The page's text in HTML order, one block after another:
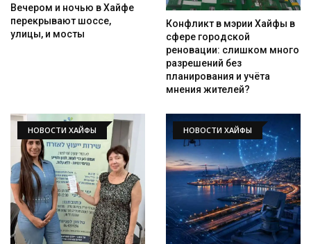
Искать
Вечером и ночью в Хайфе
перекрывают шоссе,
улицы, и мосты
Конфликт в мэрии Хайфы в
сфере городской
реновации: слишком много
разрешений без
планирования и учёта
мнения жителей?
НОВОСТИ ХАЙФЫ НОВОСТИ ХАЙФЫ